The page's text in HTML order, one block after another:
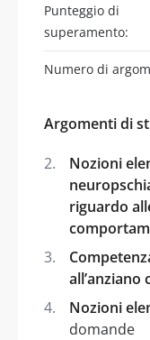
Punteggio di
superamento:
Numero di
Argomenti di
Nozioni
riguardo
all’anziano
Nozioni
domande